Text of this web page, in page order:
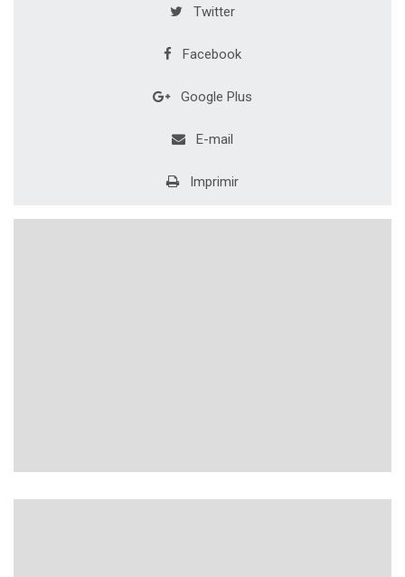
Twitter
Facebook
Google Plus
E-mail
Imprimir